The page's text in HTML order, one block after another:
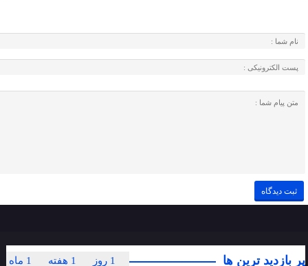
پر بازدید ترین ها 1 ماه 1 هفته 1 روز